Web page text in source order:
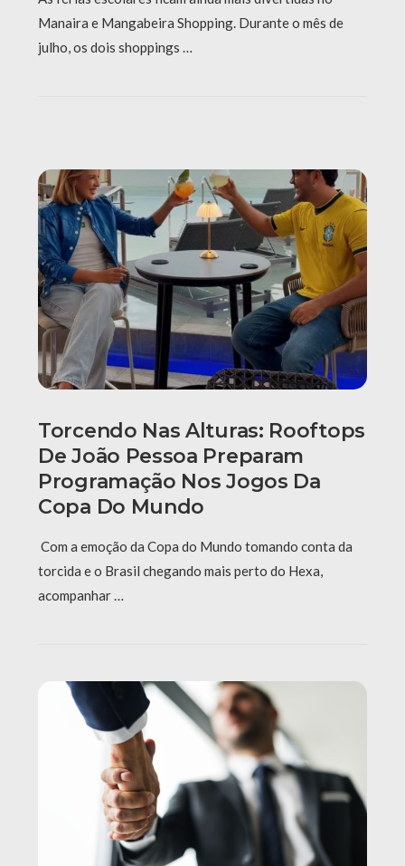
Manaira e Mangabeira Shopping. Durante o mês de
julho, os dois shoppings …
Torcendo Nas Alturas: Rooftops
De João Pessoa Preparam
Programação Nos Jogos Da
Copa Do Mundo
Com a emoção da Copa do Mundo tomando conta da
torcida e o Brasil chegando mais perto do Hexa,
acompanhar …